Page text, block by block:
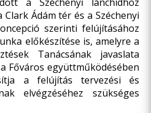
Ádám tér és a Széchenyi
szerinti felújításához
előkészítése is, amelyre a
Tanácsának javaslata
Főváros együttműködésében
a felújítás tervezési és
elvégzéséhez szükséges